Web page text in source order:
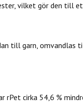
vilket gör den till
till garn,
rPet cirka 54,6 %